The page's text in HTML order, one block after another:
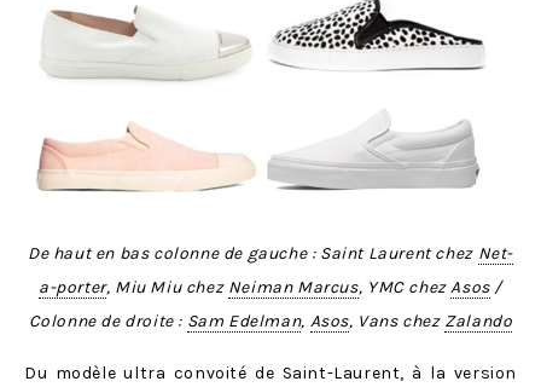
De haut en bas colonne de gauche : Saint Laurent chez Net-
a-porter, Miu Miu chez Neiman Marcus, YMC chezAsos/
Colonne de droite : Sam Edelman, Asos, Vans chez Zalando
Du modèle ultra convoité de Saint-Laurent, à la version